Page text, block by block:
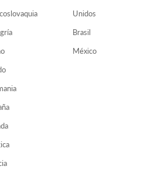
Unidos
Brasil
México